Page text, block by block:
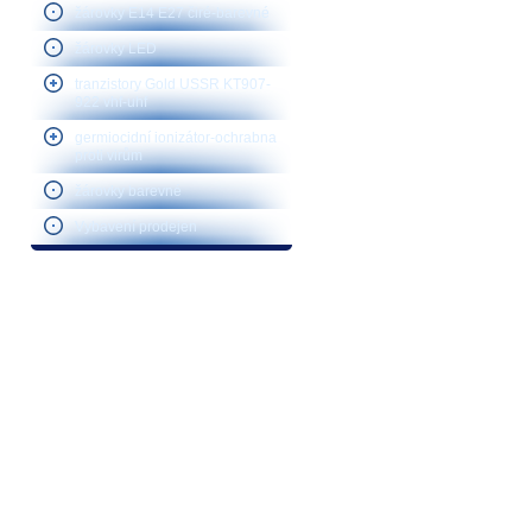
žárovky E14 E27 čiré-barevné
žárovky LED
tranzistory Gold USSR KT907-
922 vhf-uhf
germiocidní ionizátor-ochrabna
proti virům
žárovky barevné
Vybavení prodejen